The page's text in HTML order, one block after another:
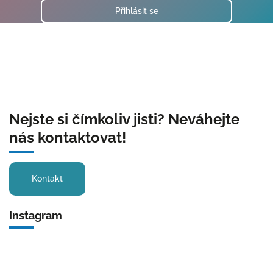
Přihlásit se
Nejste si čímkoliv jisti? Neváhejte
nás kontaktovat!
Kontakt
Instagram